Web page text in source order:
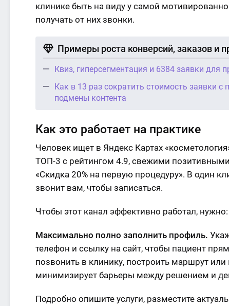
клинике быть на виду у самой
получать от них звонки.
Примеры роста конверсий, заказов и
Квиз, гиперсегментация и 6384 заявки для
Как в 13 раз сократить стоимость заявки
подмены контента
Как это работает на практике
Человек ищет в Яндекс Картах
ТОП-3 с рейтингом 4.9, свежими
«Скидка 20% на первую процедуру». В один
звонит вам, чтобы записаться.
Чтобы этот канал эффективно работал, нужно:
Максимально полно заполнить профиль.
телефон и ссылку на сайт, чтобы пациент
позвонить в клинику, построить маршрут или
минимизирует барьеры между решением и
Подробно опишите услуги, разместите